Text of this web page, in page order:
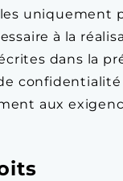
uniquement
à la
dans la
confidentialité
aux